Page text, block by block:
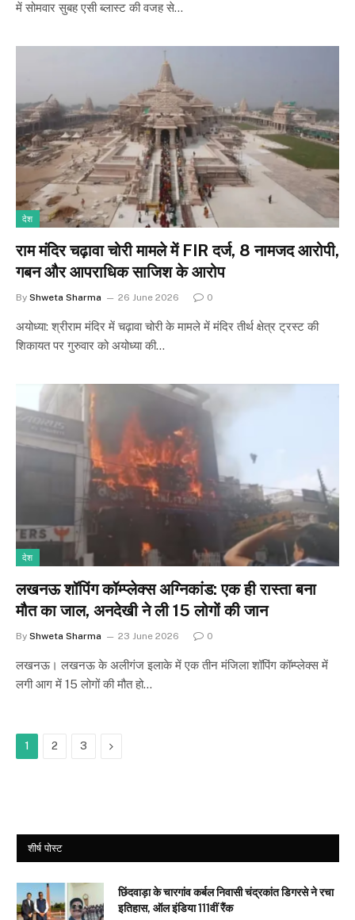
में सोमवार सुबह एसी ब्लास्ट की वजह से…
देश
राम मंदिर चढ़ावा चोरी मामले में FIR दर्ज, 8 नामजद आरोपी,
गबन और आपराधिक साजिश के आरोप
By Shweta Sharma 26 June 2026 0
अयोध्या: श्रीराम मंदिर में चढ़ावा चोरी के मामले में मंदिर तीर्थ क्षेत्र ट्रस्ट की
शिकायत पर गुरुवार को अयोध्या की…
देश
लखनऊ शॉपिंग कॉम्प्लेक्स अग्निकांड: एक ही रास्ता बना
मौत का जाल, अनदेखी ने ली 15 लोगों की जान
By Shweta Sharma 23 June 2026 0
लखनऊ। लखनऊ के अलीगंज इलाके में एक तीन मंजिला शॉपिंग कॉम्प्लेक्स में
लगी आग में 15 लोगों की मौत हो…
1 2 3 Next
शीर्ष पोस्ट
छिंदवाड़ा के चारगांव कर्बल निवासी चंद्रकांत डिगरसे ने रचा
इतिहास, ऑल इंडिया 111वीं रैंक